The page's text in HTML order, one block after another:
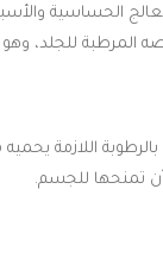
المرطبة للجلد،
بالرطوبة اللازمة
أن تمنحها للجسم.